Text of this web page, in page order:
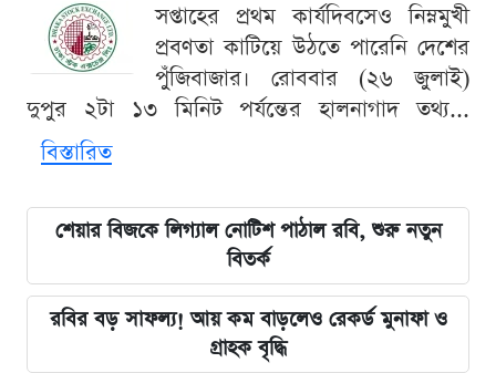
সপ্তাহের প্রথম কার্যদিবসেও নিম্নমুখী
প্রবণতা কাটিয়ে উঠতে পারেনি দেশের
পুঁজিবাজার। রোববার (২৬ জুলাই)
দুপুর ২টা ১৩ মিনিট পর্যন্তের হালনাগাদ তথ্য...
বিস্তারিত
শেয়ার বিজকে লিগ্যাল নোটিশ পাঠাল রবি, শুরু নতুন
বিতর্ক
রবির বড় সাফল্য! আয় কম বাড়লেও রেকর্ড মুনাফা ও
গ্রাহক বৃদ্ধি